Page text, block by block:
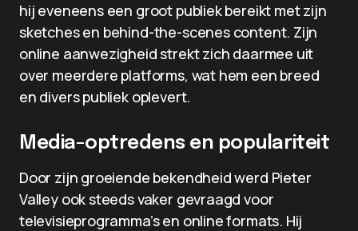
hij eveneens een groot publiek bereikt met zijn
sketches en behind-the-scenes content. Zijn
online aanwezigheid strekt zich daarmee uit
over meerdere platforms, wat hem een breed
en divers publiek oplevert.
Media-optredens en populariteit
Door zijn groeiende bekendheid werd Pieter
Valley ook steeds vaker gevraagd voor
televisieprogramma’s en online formats. Hij